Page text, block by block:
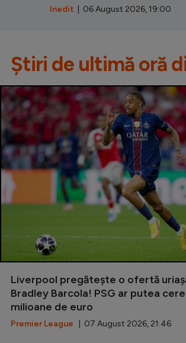
Inedit | 06 August 2026, 19:00
Știri de ultimă oră
Liverpool pregătește o ofertă
Bradley Barcola! PSG ar putea
milioane de euro
Premier League | 07 August 2026, 21:46